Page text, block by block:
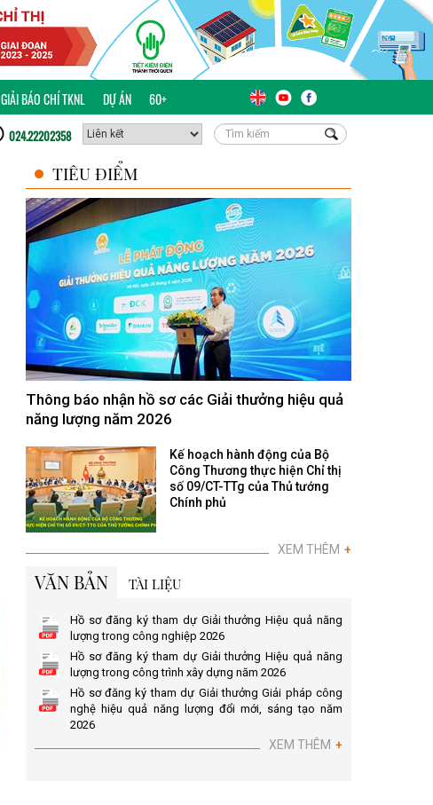
GIẢI BÁO CHÍ TKNL DỰ ÁN 60+
024.22202358
TIÊU ĐIỂM
Thông báo nhận hồ sơ các Giải thưởng hiệu quả
năng lượng năm 2026
Kế hoạch hành động của Bộ
Công Thương thực hiện Chỉ thị
số 09/CT-TTg của Thủ tướng
Chính phủ
XEM THÊM +
VĂN BẢN TÀI LIỆU
Hồ sơ đăng ký tham dự Giải thưởng Hiệu quả năng
lượng trong công nghiệp 2026
Hồ sơ đăng ký tham dự Giải thưởng Hiệu quả năng
lượng trong công trình xây dựng năm 2026
Hồ sơ đăng ký tham dự Giải thưởng Giải pháp công
nghệ hiệu quả năng lượng đổi mới, sáng tạo năm
2026
XEM THÊM +